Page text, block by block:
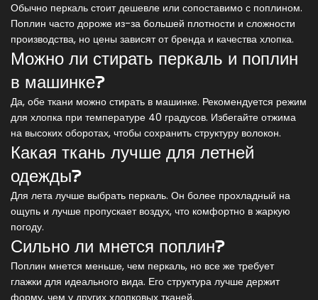
Обычно перкаль стоит дешевле или сопоставимо с поплином.
Поплин часто дороже из-за большей плотности и сложности
производства, но цены зависят от бренда и качества хлопка.
Можно ли стирать перкаль и поплин
в машинке?
Да, обе ткани можно стирать в машинке. Рекомендуется режим
для хлопка при температуре 40 градусов. Избегайте отжима
на высоких оборотах, чтобы сохранить структуру волокон.
Какая ткань лучше для летней
одежды?
Для лета лучше выбрать перкаль. Он более прохладный на
ощупь и лучше пропускает воздух, что комфортно в жаркую
погоду.
Сильно ли мнется поплин?
Поплин мнется меньше, чем перкаль, но все же требует
глажки для идеального вида. Его структура лучше держит